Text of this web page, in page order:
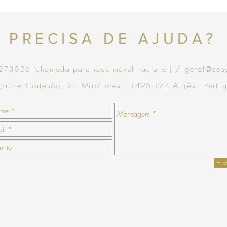
PRECISA DE AJUDA?
(chamada para rede móvel nacional) /
Cortesão, 2 - Miraflores - 1495-174 Algés -